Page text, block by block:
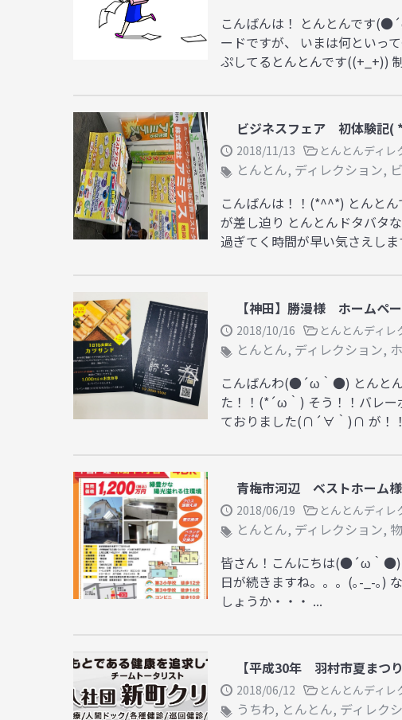
こんばんは！ とんとんです
ードですが、 いまは何といっ
ぷしてるとんとんです((+_+))
ビジネスフェア 初体験記(
2018/11/13 とんとんディレ
とんとん, ディレクション,
こんばんは！！(*^^*) とんと
が差し迫り とんとんドタバタ
過ぎてく時間が早い気さえしま
【神田】勝漫様 ホームペ
2018/10/16 とんとんディレ
とんとん, ディレクション,
こんばんわ(●´ω｀●) とんと
た！！(*´ω｀) そう！！バレ
ておりました(∩´∀｀)∩ が！
青梅市河辺 ベストホーム
2018/06/19 とんとんディレ
とんとん, ディレクション,
皆さん！こんにちは(●´ω｀
日が続きますね。。。(｡-_-｡)
しょうか・・・ ...
【平成30年 羽村市夏まつ
2018/06/12 とんとんディレ
うちわ, とんとん, ディレク